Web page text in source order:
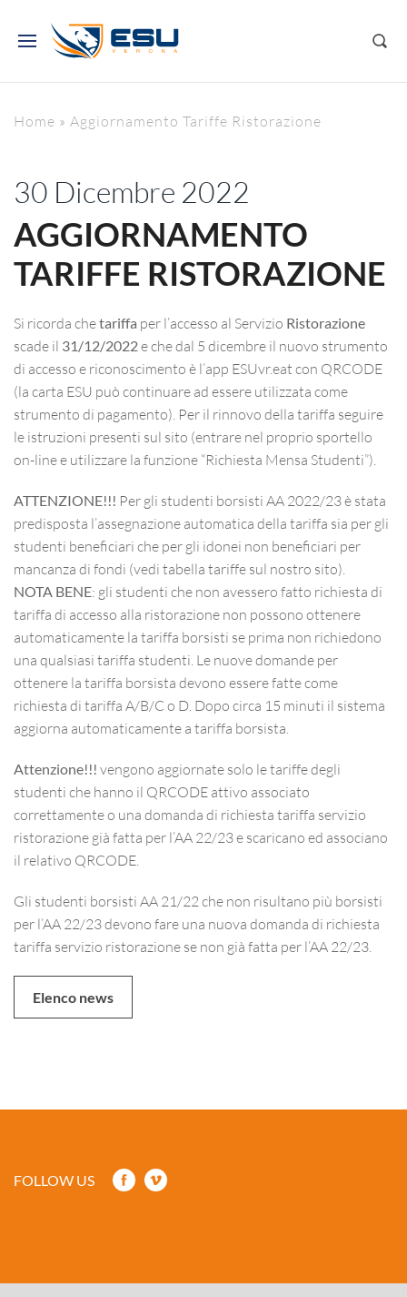
Home » Aggiornamento Tariffe Ristorazione
30 Dicembre 2022
AGGIORNAMENTO
TARIFFE RISTORAZIONE
Si ricorda chetariffa per l’accesso al Servizio Ristorazione
scade il 31/12/2022e che dal 5 dicembre il nuovo strumento
di accesso e riconoscimento è l’app ESUvr.eat con QRCODE
(la carta ESU può continuare ad essere utilizzata come
strumento di pagamento). Per il rinnovo della tariffa seguire
le istruzioni presenti sul sito (entrare nel proprio sportello
on-line e utilizzare la funzione “Richiesta Mensa Studenti”).
ATTENZIONE!!! Per gli studenti borsisti AA 2022/23 è stata
predisposta l’assegnazione automatica della tariffa sia per gli
studenti beneficiari che per gli idonei non beneficiari per
mancanza di fondi (vedi tabella tariffe sul nostro sito).
NOTA BENE: gli studenti che non avessero fatto richiesta di
tariffa di accesso alla ristorazione non possono ottenere
automaticamente la tariffa borsisti se prima non richiedono
una qualsiasi tariffa studenti. Le nuove domande per
ottenere la tariffa borsista devono essere fatte come
richiesta di tariffa A/B/C o D. Dopo circa 15 minuti il sistema
aggiorna automaticamente a tariffa borsista.
Attenzione!!! vengono aggiornate solo le tariffe degli
studenti che hanno il QRCODE attivo associato
correttamente o una domanda di richiesta tariffa servizio
ristorazione già fatta per l’AA 22/23 e scaricano ed associano
il relativo QRCODE.
Gli studenti borsisti AA 21/22 che non risultano più borsisti
per l’AA 22/23 devono fare una nuova domanda di richiesta
tariffa servizio ristorazione se non già fatta per l’AA 22/23.
Elenco news
FOLLOW US